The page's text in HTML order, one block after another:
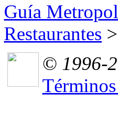
Guía
Restaurantes >
© 1996-